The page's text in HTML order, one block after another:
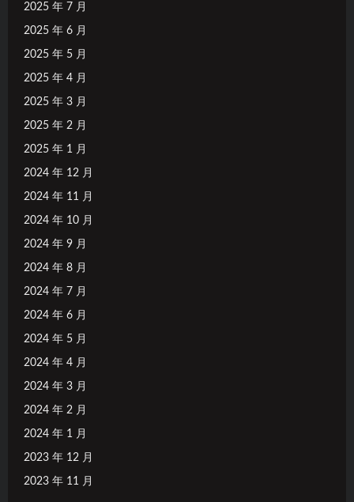
2025 年 7 月
2025 年 6 月
2025 年 5 月
2025 年 4 月
2025 年 3 月
2025 年 2 月
2025 年 1 月
2024 年 12 月
2024 年 11 月
2024 年 10 月
2024 年 9 月
2024 年 8 月
2024 年 7 月
2024 年 6 月
2024 年 5 月
2024 年 4 月
2024 年 3 月
2024 年 2 月
2024 年 1 月
2023 年 12 月
2023 年 11 月